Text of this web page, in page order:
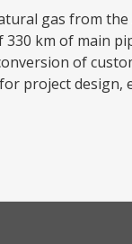
gas from
330 km of main
of
project design,